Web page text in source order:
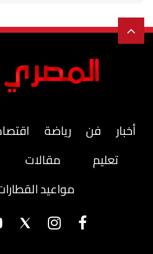
أخبار فن رياضة
تعليم
مقالات
مواعيد